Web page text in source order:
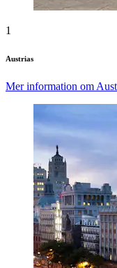
1
Austrias
Mer information om